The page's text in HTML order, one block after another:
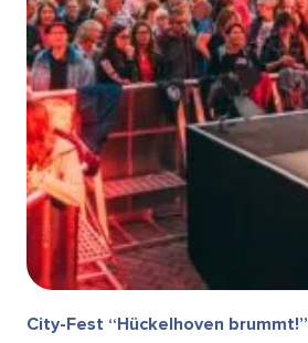
City-Fest “Hückelhoven brummt!”